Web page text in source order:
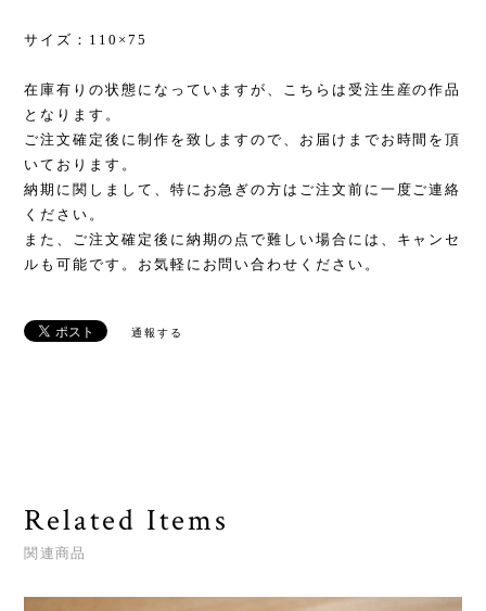
サイズ：110×75
在庫有りの状態になっていますが、こちらは受注生産の作品
となります。
ご注文確定後に制作を致しますので、お届けまでお時間を頂
いております。
納期に関しまして、特にお急ぎの方はご注文前に一度ご連絡
ください。
また、ご注文確定後に納期の点で難しい場合には、キャンセ
ルも可能です。お気軽にお問い合わせください。
通報する
Related Items
関連商品